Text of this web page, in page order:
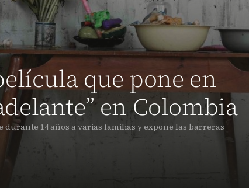
que pone en
en Colombia
14 años a varias familias y expone las barreras